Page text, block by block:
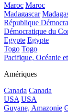
Maroc Maroc
Madagascar
République
Démocratique du
Egypte Egypte
Togo Togo
Pacifique, Océanie
Amériques
Canada Canada
USA USA
Guyane, Amazonie